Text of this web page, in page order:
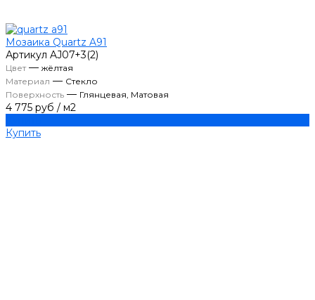
Мозаика Quartz A91
Артикул AJ07+3(2)
Цвет— жёлтая
Материал — Стекло
Поверхность — Глянцевая, Матовая
4 775 руб / м2
Купить